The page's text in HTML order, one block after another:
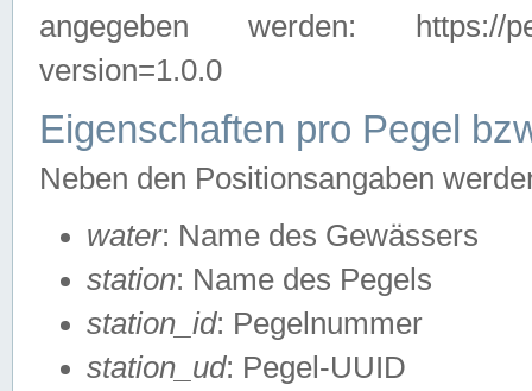
angegeben werden: https://
version=1.0.0
Eigenschaften pro Pegel
Neben den Positionsangaben
water: Name des Gewässers
station: Name des Pegels
station_id: Pegelnummer
station_ud: Pegel-UUID